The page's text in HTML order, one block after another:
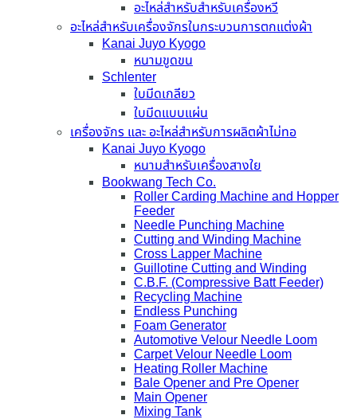
อะไหล่สำหรับสำหรับเครื่องหวี
อะไหล่สำหรับเครื่องจักรในกระบวนการตกแต่งผ้า
Kanai Juyo Kyogo
หนามขูดขน
Schlenter
ใบมีดเกลียว
ใบมีดแบบแผ่น
เครื่องจักร และ อะไหล่สำหรับการผลิตผ้าไม่ทอ
Kanai Juyo Kyogo
หนามสำหรับเครื่องสางใย
Bookwang Tech Co.
Roller Carding Machine and Hopper
Feeder
Needle Punching Machine
Cutting and Winding Machine
Cross Lapper Machine
Guillotine Cutting and Winding
C.B.F. (Compressive Batt Feeder)
Recycling Machine
Endless Punching
Foam Generator
Automotive Velour Needle Loom
Carpet Velour Needle Loom
Heating Roller Machine
Bale Opener and Pre Opener
Main Opener
Mixing Tank